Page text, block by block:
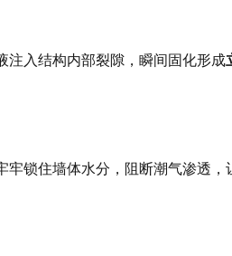
注入结构内部裂隙，瞬间固化形成
牢锁住墙体水分，阻断潮气渗透